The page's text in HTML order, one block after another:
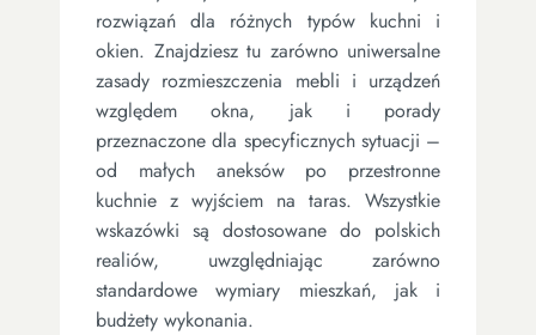
rozwiązań dla różnych typów kuchni i
okien. Znajdziesz tu zarówno uniwersalne
zasady rozmieszczenia mebli i urządzeń
względem okna, jak i porady
przeznaczone dla specyficznych sytuacji –
od małych aneksów po przestronne
kuchnie z wyjściem na taras. Wszystkie
wskazówki są dostosowane do polskich
realiów, uwzględniając zarówno
standardowe wymiary mieszkań, jak i
budżety wykonania.